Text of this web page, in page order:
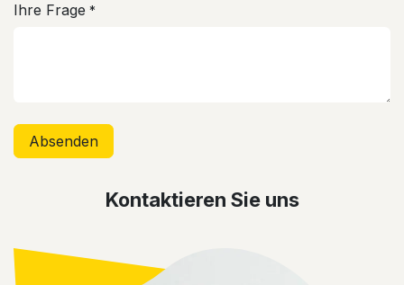
Ihre Frage *
Absenden
Kontaktieren Sie uns